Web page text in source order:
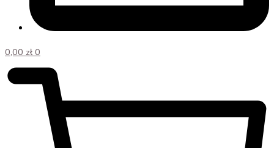
0,00 zł 0